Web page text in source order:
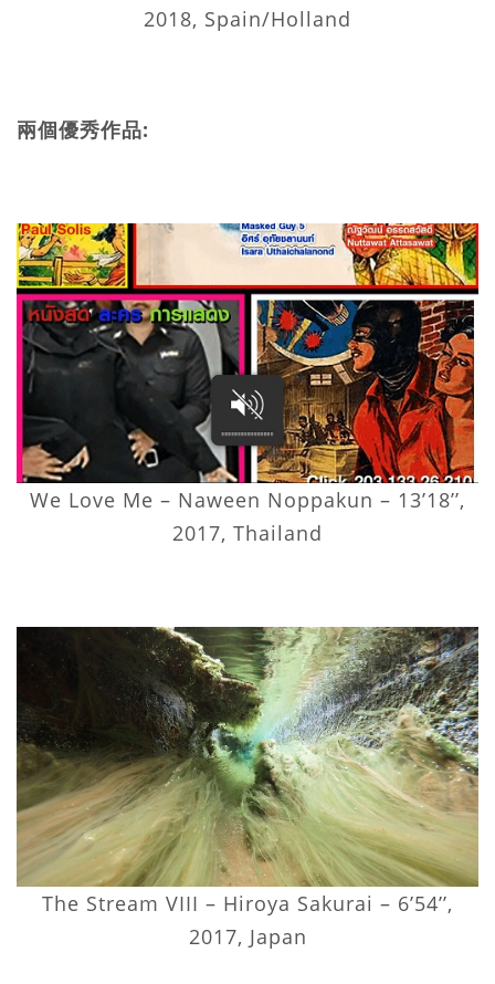
2018, Spain/Holland
兩個優秀作品:
We Love Me – Naween Noppakun – 13’18’’,
2017, Thailand
The Stream VIII – Hiroya Sakurai – 6’54’’,
2017, Japan